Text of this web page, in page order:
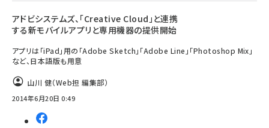
アドビシステムズ、「Creative Cloud」と連携
する新モバイルアプリと専用機器の提供開始
アプリは「iPad」用の「Adobe Sketch」「Adobe Line」「Photoshop Mix」
など、日本語版も用意
山川 健（Web担 編集部）
2014年6月20日 0:49